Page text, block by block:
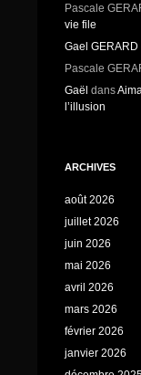
Pascale
vie file
Gael GERARD
Pascale
Gaël dans
l’illusion
ARCHIVES
août 2026
juillet 2026
juin 2026
mai 2026
avril 2026
mars 2026
février 2026
janvier 2026